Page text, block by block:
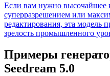
Если вам нужно высочайшее
суперразрешением или
редактирования, эта модель
зрелость промышленного
Примеры
Seedream 5.0